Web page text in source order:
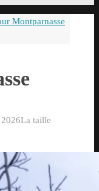
Montparnasse
La taille